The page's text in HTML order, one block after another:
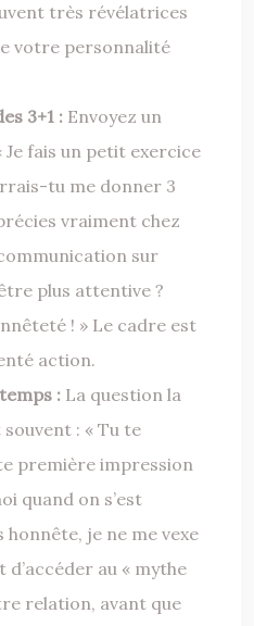
très révélatrices
votre personnalité
3+1 : Envoyez un
Je fais un petit exercice
tu me donner 3
vraiment chez
sur
plus attentive ?
! » Le cadre est
action.
: La question la
: « Tu te
première impression
quand on s’est
honnête, je ne me vexe
d’accéder au « mythe
relation, avant que